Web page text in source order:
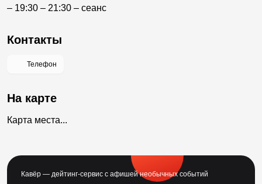
– 19:30 – 21:30 – сеанс
Контакты
Телефон
На карте
Карта места...
Кавёр — дейтинг-сервис с афишей необычных событий